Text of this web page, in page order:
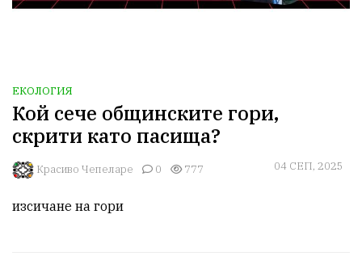
ЕКОЛОГИЯ
Кой сече общинските гори,
скрити като пасища?
Красиво Чепеларе 0 777 04 СЕП, 2025
изсичане на гори